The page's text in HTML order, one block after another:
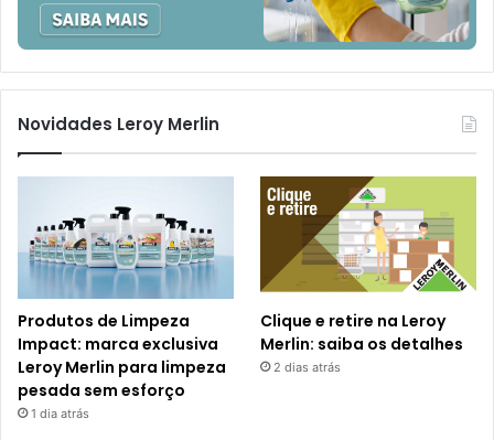
Novidades Leroy Merlin
Produtos de Limpeza
Impact: marca exclusiva
Leroy Merlin para limpeza
pesada sem esforço
1 dia atrás
Clique e retire na Leroy
Merlin: saiba os detalhes
2 dias atrás